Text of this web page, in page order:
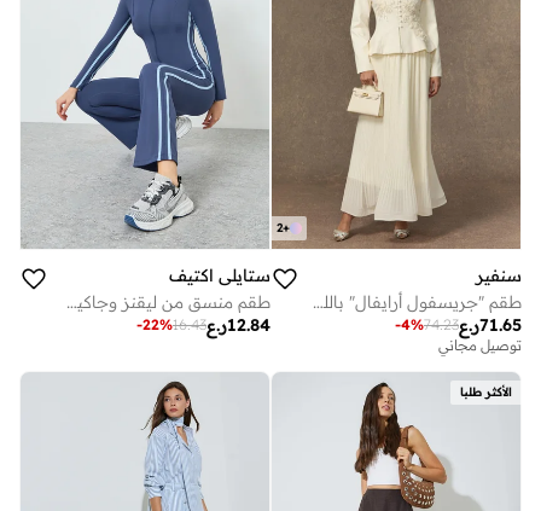
+
2
سنفير
طقم "جريسفول أرايفال" باللون الأسود من جاكيت مطرز بالدانتيل وتنورة بكسرات
ر.ع71.65
74.23
-4%
توصيل مجاني
ستايلي اكتيف
طقم منسق من ليقنز وجاكيت بخطوط جانبية متباينة للنساء
ر.ع12.84
16.43
-22%
الأكثر طلبا